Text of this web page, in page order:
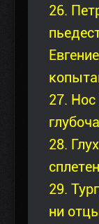
26.
27. Нос
28.
29.
ни